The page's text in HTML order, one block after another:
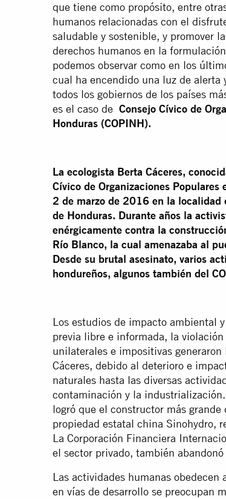
que tiene como propósito, entre
humanos relacionadas con el
saludable y sostenible, y promover
derechos humanos en la
podemos observar como en los
cual ha encendido una luz de alerta
todos los gobiernos de los países
es el caso de Consejo Cívico de
Honduras (COPINH).
La ecologista Berta Cáceres,
Cívico de Organizaciones
2 de marzo de 2016 en la localidad
de Honduras. Durante años la
enérgicamente contra la
Río Blanco, la cual amenazaba al
Desde su brutal asesinato, varios
hondureños, algunos también del
Los estudios de impacto ambiental
previa libre e informada, la
unilaterales e impositivas
Cáceres, debido al deterioro e
naturales hasta las diversas
contaminación y la
logró que el constructor más
propiedad estatal china Sinohydro,
La Corporación Financiera
el sector privado, también
Las actividades humanas obedecen
en vías de desarrollo se preocupan